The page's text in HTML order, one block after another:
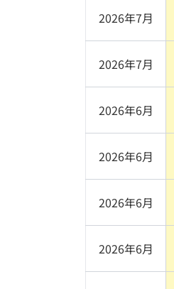
2026年7月
2026年7月
2026年6月
2026年6月
2026年6月
2026年6月